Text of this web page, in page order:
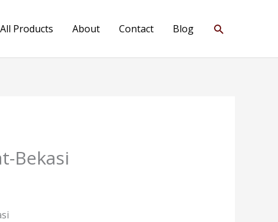
All Products About Contact Blog Search
Bekasi